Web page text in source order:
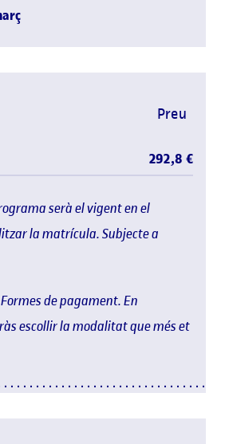
serà el vigent en el
la matrícula. Subjecte a
de pagament. En
escollir la modalitat que més et
Preu
292,8 €